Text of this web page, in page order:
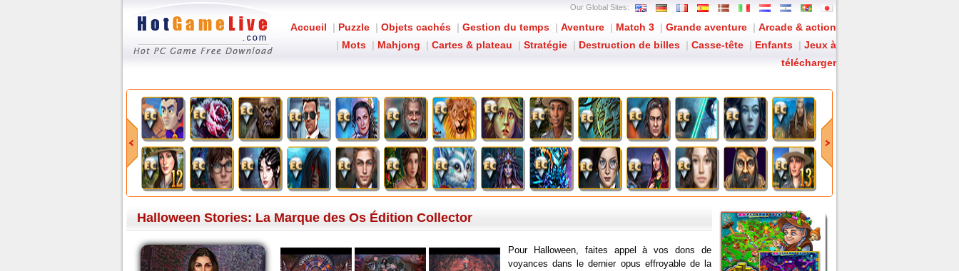
Our Global Sites:
Accueil | Puzzle | Objets cachés | Gestion du temps | Aventure | Match 3 | Grande aventure | Arcade & action
| Mots | Mahjong | Cartes & plateau | Stratégie | Destruction de billes | Casse-tête | Enfants | Jeux à
télécharger
Halloween Stories: La Marque des Os Édition Collector: La gardien du château vous appelle...
Halloween Stories: La Marque des Os Édition Collector
Pour Halloween, faites appel à vos dons de
voyances dans le dernier opus effroyable de la